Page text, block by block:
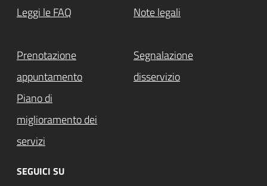
Leggi le FAQ Note legali
Prenotazione
appuntamento
Segnalazione
disservizio
Piano di
miglioramento dei
servizi
SEGUICI SU